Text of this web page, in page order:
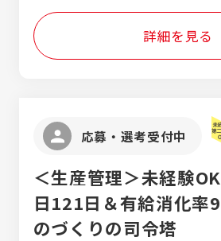
詳細を見る
応募・選考受付中
＜生産管理＞未経験
日121日＆有給消化率
のづくりの司令塔